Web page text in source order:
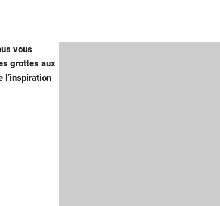
vous
grottes aux
l’inspiration